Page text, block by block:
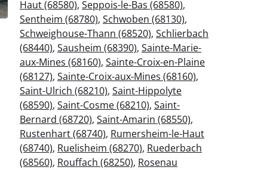
Haut (68580), Seppois-le-Bas (68580),
Sentheim (68780), Schwoben (68130),
Schweighouse-Thann (68520), Schlierbach
(68440), Sausheim (68390), Sainte-Marie-
aux-Mines (68160), Sainte-Croix-en-Plaine
(68127), Sainte-Croix-aux-Mines (68160),
Saint-Ulrich (68210), Saint-Hippolyte
(68590), Saint-Cosme (68210), Saint-
Bernard (68720), Saint-Amarin (68550),
Rustenhart (68740), Rumersheim-le-Haut
(68740), Ruelisheim (68270), Ruederbach
(68560), Rouffach (68250), Rosenau